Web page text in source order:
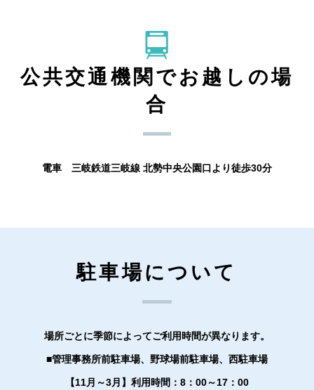
公共交通機関でお越しの場
合
電車 三岐鉄道三岐線 北勢中央公園口より徒歩30分
駐車場について
場所ごとに季節によってご利用時間が異なります。
■管理事務所前駐車場、野球場前駐車場、西駐車場
【11月～3月】 利用時間： 8：00～17：00